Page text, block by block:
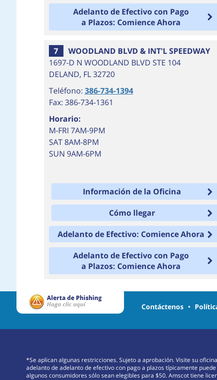
Adelanto de Efectivo con Pago
a Plazos: Comience Ahora
7
WOODLAND BLVD & INT'L SPEEDWAY
1697-D N WOODLAND BLVD STE 104
DELAND, FL 32720
Teléfono: 386-734-1394
Fax: 386-734-1361
Horario:
M-FRI 7AM-9PM
SAT 8AM-8PM
SUN 9AM-6PM
Información de la Oficina
Cómo llegar
Adelanto de Efectivo: Comience Ahora
Adelanto de Efectivo con Pago
a Plazos: Comience Ahora
Contáctenos •
*Se aplican algunas restricciones. Sujeto a aprobación. Visite su
adelanto de adelanto de efectivo con pago a plazos típicamente
algunos consumidores sólo sean elegibles para $50. Amscot tiene